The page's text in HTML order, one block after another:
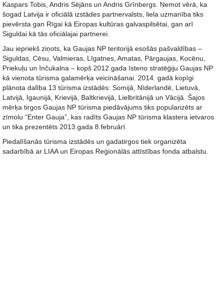
Kaspars Tobis, Andris Sējāns un Andris Grīnbergs. Ņemot vērā, ka
šogad Latvija ir oficiālā izstādes partnervalsts, liela uzmanība tiks
pievērsta gan Rīgai kā Eiropas kultūras galvaspilsētai, gan arī
Siguldai kā tās oficiālajai partnerei.
Jau iepriekš ziņots, ka Gaujas NP teritorijā esošās pašvaldības –
Siguldas, Cēsu, Valmieras, Līgatnes, Amatas, Pārgaujas, Kocēnu,
Priekuļu un Inčukalna – kopš 2012.gada īsteno stratēģiju Gaujas NP
kā vienota tūrisma galamērķa veicināšanai. 2014. gadā kopīgi
plānota dalība 13 tūrisma izstādēs: Somijā, Nīderlandē, Lietuvā,
Latvijā, Igaunijā, Krievijā, Baltkrievijā, Lielbritānijā un Vācijā. Šajos
mērķa tirgos Gaujas NP tūrisma piedāvājums tiks popularizēts ar
zīmolu “Enter Gauja”, kas radīts Gaujas NP tūrisma klastera ietvaros
un tika prezentēts 2013.gada 8.februārī.
Piedalīšanās tūrisma izstādēs un gadatirgos tiek organizēta
sadarbībā ar LIAA un Eiropas Reģionālās attīstības fonda atbalstu.